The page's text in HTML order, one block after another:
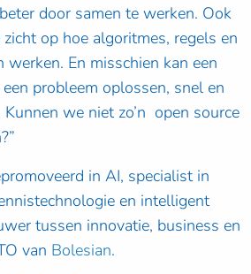
door samen te werken. Ook
op hoe algoritmes, regels en
werken. En misschien kan een
probleem oplossen, snel en
we niet zo’n open source
in AI, specialist in
en intelligent
tussen innovatie, business en
van Bolesian.